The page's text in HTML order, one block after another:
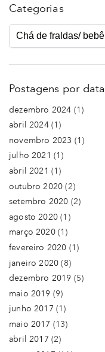
Categorias
Postagens por data
dezembro 2024 (1)
abril 2024(1)
novembro 2023 (1)
julho 2021 (1)
abril 2021 (1)
outubro 2020 (2)
setembro 2020 (2)
agosto 2020(1)
março 2020(1)
fevereiro 2020 (1)
janeiro 2020 (8)
dezembro 2019 (5)
maio 2019 (9)
junho 2017 (1)
maio 2017 (13)
abril 2017 (2)